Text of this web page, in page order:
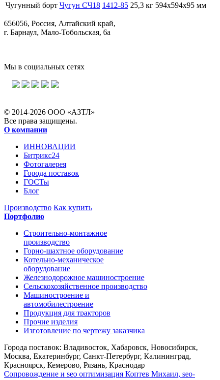
Чугунный борт Чугун СЧ18 1412-85 25,3 кг 594х594х95 мм
656056, Россия, Алтайский край,
г. Барнаул, Мало-Тобольская, 6а
Мы в социальных сетях
© 2014-2026 ООО «АЗТЛ»
Все права защищены.
О компании
ИННОВАЦИИ
Битрикс24
Фотогалерея
Города поставок
ГОСТы
Блог
Производство Как купить
Портфолио
Строительно-монтажное
производство
Горно-шахтное оборудование
Котельно-механическое
оборудование
Железнодорожное машиностроение
Сельскохозяйственное производство
Машиностроение и
автомобилестроение
Продукция для тракторов
Прочие изделия
Изготовление по чертежу заказчика
Города поставок: Владивосток, Хабаровск, Новосибирск,
Москва, Екатеринбург, Санкт-Петербург, Калининград,
Красноярск, Кемерово, Рязань, Краснодар
Сопровождение и seo оптимизация Коптев Михаил, seo-